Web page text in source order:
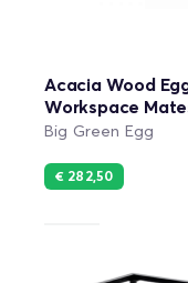
Acacia Wood
Workspace
Big Green Egg
€ 282,50